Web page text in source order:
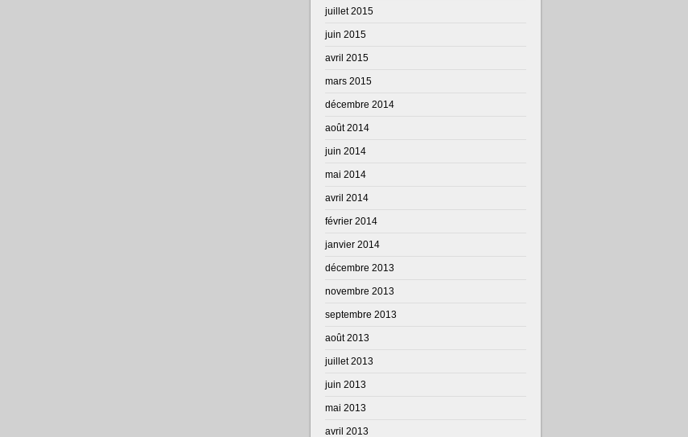
juillet 2015
juin 2015
avril 2015
mars 2015
décembre 2014
août 2014
juin 2014
mai 2014
avril 2014
février 2014
janvier 2014
décembre 2013
novembre 2013
septembre 2013
août 2013
juillet 2013
juin 2013
mai 2013
avril 2013